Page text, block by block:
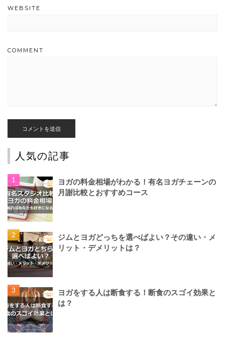
WEBSITE
COMMENT
人気の記事
ヨガの料金相場がわかる！有名ヨガチェーンの
月謝比較とおすすめコース
ジムとヨガどっちを選べばよい？その違い・メ
リット・デメリットは？
ヨガをする人は断食する！断食のスゴイ効果と
は？